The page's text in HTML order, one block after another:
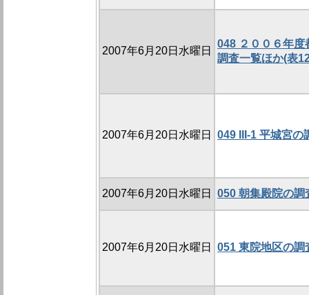
2007年6月20日水曜日
048 ２００６年度
調査一覧ほか(表
2007年6月20日水曜日 049 III-1 平城宮の
2007年6月20日水曜日 050 朝集殿院の調
2007年6月20日水曜日 051 東院地区の調